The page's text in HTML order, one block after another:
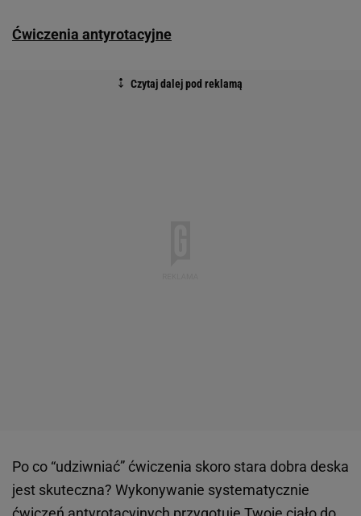
Ćwiczenia antyrotacyjne
Po co “udziwniać” ćwiczenia skoro stara dobra deska
jest skuteczna? Wykonywanie systematycznie